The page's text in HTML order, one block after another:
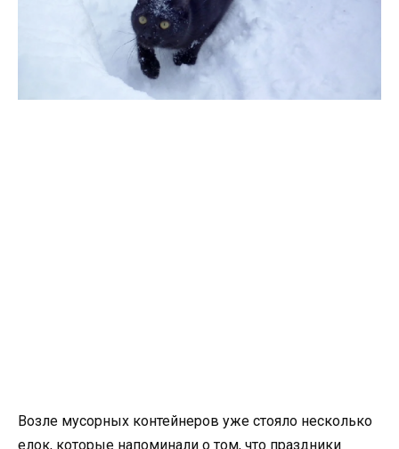
Возле мусорных контейнеров уже стояло несколько
елок, которые напоминали о том, что праздники